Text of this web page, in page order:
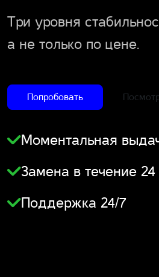
Три уровня
а не только по цене.
Попробовать
Моментальная
Замена в течение 24
Поддержка 24/7